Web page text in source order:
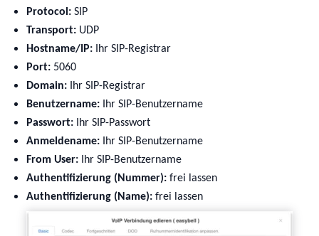
Show larger version
Protocol: SIP
Transport: UDP
Hostname/IP: Ihr SIP-Registrar
Port: 5060
Domain: Ihr SIP-Registrar
Benutzername: Ihr SIP-Benutzername
Passwort: Ihr SIP-Passwort
Anmeldename: Ihr SIP-Benutzername
From User: Ihr SIP-Benutzername
Authentifizierung (Nummer): frei lassen
Authentifizierung (Name): frei lassen